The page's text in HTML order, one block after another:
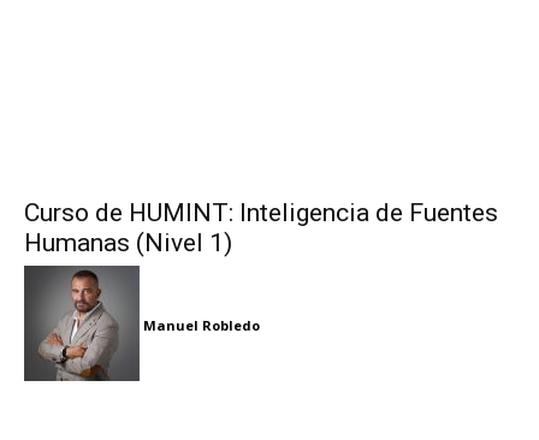
Curso de HUMINT: Inteligencia de Fuentes
Humanas (Nivel 1)
Manuel Robledo